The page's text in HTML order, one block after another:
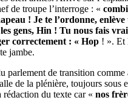
de troupe l’interroge : «
! Je te l’ordonne, enlève
gens, Hin ! Tu nous fais
correctement : « Hop ! ». Et
jambe.
de transition
de la plénière, toujours sous
du texte car « nos